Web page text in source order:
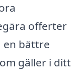
offerter
en bättre
gäller i ditt